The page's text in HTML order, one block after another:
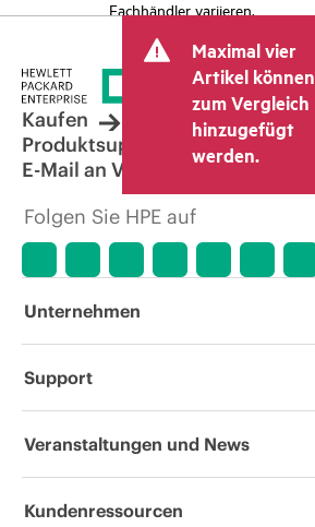
Fachhändler variieren.
Maximal vier
Artikel können
zum Vergleich
hinzugefügt
werden.
Kaufen
Produktsupport
E-Mail an Vertrieb
Folgen Sie HPE auf
Unternehmen
Über HPE
Support
Operational Support Services
Veranstaltungen und News
Veranstaltungen
Kundenressourcen